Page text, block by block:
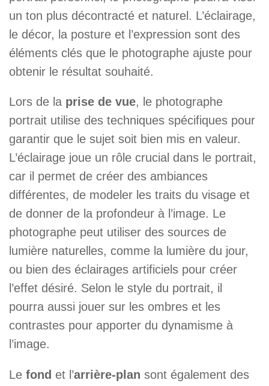
un ton plus décontracté et naturel. L’éclairage,
le décor, la posture et l’expression sont des
éléments clés que le photographe ajuste pour
obtenir le résultat souhaité.
Lors de la prise de vue, le photographe
portrait utilise des techniques spécifiques pour
garantir que le sujet soit bien mis en valeur.
L’éclairage joue un rôle crucial dans le portrait,
car il permet de créer des ambiances
différentes, de modeler les traits du visage et
de donner de la profondeur à l’image. Le
photographe peut utiliser des sources de
lumière naturelles, comme la lumière du jour,
ou bien des éclairages artificiels pour créer
l’effet désiré. Selon le style du portrait, il
pourra aussi jouer sur les ombres et les
contrastes pour apporter du dynamisme à
l’image.
Le fond et l’arrière-plan sont également des